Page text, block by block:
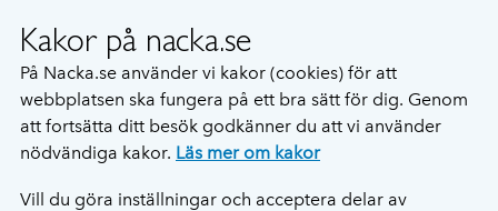
Kakor på nacka.se
På Nacka.se använder vi kakor (cookies) för att
webbplatsen ska fungera på ett bra sätt för dig. Genom
att fortsätta ditt besök godkänner du att vi använder
nödvändiga kakor. Läs mer om kakor
Vill du göra inställningar och acceptera delar av